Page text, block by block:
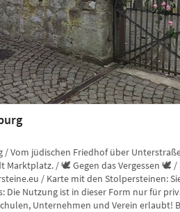
/ Vom jüdischen Friedhof über
Marktplatz. / 🕊️ Gegen das Vergessen 🕊️
/ Karte mit den Stolpersteinen:
Die Nutzung ist in dieser Form nur für
Unternehmen und Verein erlaubt!